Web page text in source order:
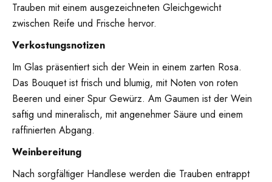
Trauben mit einem ausgezeichneten Gleichgewicht
zwischen Reife und Frische hervor.
Verkostungsnotizen
Im Glas präsentiert sich der Wein in einem zarten Rosa.
Das Bouquet ist frisch und blumig, mit Noten von roten
Beeren und einer Spur Gewürz. Am Gaumen ist der Wein
saftig und mineralisch, mit angenehmer Säure und einem
raffinierten Abgang.
Weinbereitung
Nach sorgfältiger Handlese werden die Trauben entrappt